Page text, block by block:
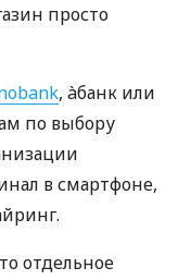
просто
, àбанк или
по выбору
в смартфоне,
отдельное